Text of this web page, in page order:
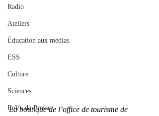
Radio
Ateliers
Éducation aux médias
ESS
Culture
Sciences
ReVu de Presse
La boutique de l’office de tourisme de